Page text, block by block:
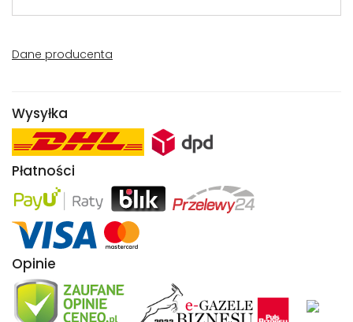
Dane producenta
Wysyłka
Płatności
Opinie